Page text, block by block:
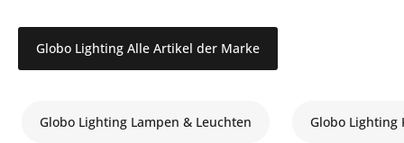
Globo Lighting Alle Artikel der Marke
Globo Lighting Lampen & Leuchten Globo Lighting